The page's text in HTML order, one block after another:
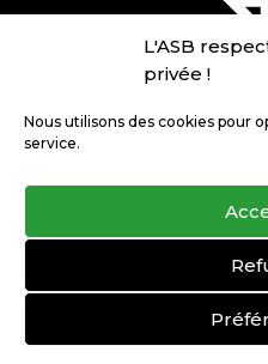
L'ASB
privée !
Nous utilisons des cookies pour
service.
Qui
AS
© Copyright 2026,